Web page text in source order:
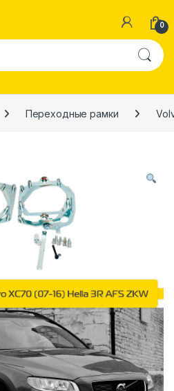
0
Переходные рамки